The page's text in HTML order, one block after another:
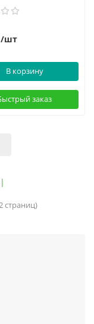
/шт
В корзину
заказ
страниц)